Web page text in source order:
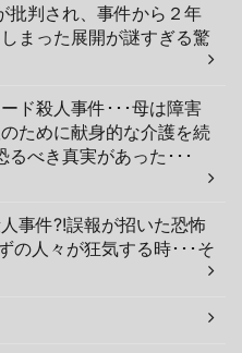
批判され、事件から２年
まった展開が謎すぎる驚
ド殺人事件･･･母は障害
ために献身的な介護を続
るべき真実があった･･･
事件?!誤報が招いた恐怖
の人々が狂気する時･･･そ